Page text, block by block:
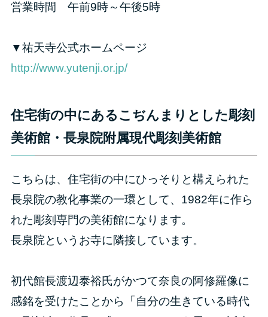
営業時間 午前9時～午後5時
▼祐天寺公式ホームページ
http://www.yutenji.or.jp/
住宅街の中にあるこぢんまりとした彫刻
美術館・長泉院附属現代彫刻美術館
こちらは、住宅街の中にひっそりと構えられた
長泉院の教化事業の一環として、1982年に作ら
れた彫刻専門の美術館になります。
長泉院というお寺に隣接しています。
初代館長渡辺泰裕氏がかつて奈良の阿修羅像に
感銘を受けたことから「自分の生きている時代